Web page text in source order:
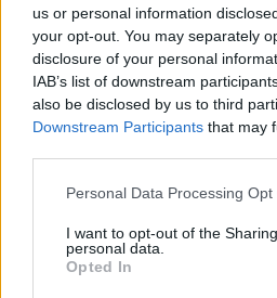
us or personal information
your opt-out. You may separately
disclosure of your personal
IAB’s list of downstream
also be disclosed by us to third
Downstream Participants that may
Personal Data Processing Opt
I want to opt-out of the
personal data.
Opted In
Διαβάστε